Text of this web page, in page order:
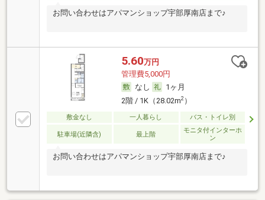
お問い合わせはアパマンショップ宇部厚南店まで♪
5.60万円
管理費5,000円
なし
1ヶ月
2階 / 1K（28.02m2）
敷金なし 一人暮らし バス・トイレ別
駐車場(近隣含) 最上階
モニタ付インターホ
ン
お問い合わせはアパマンショップ宇部厚南店まで♪